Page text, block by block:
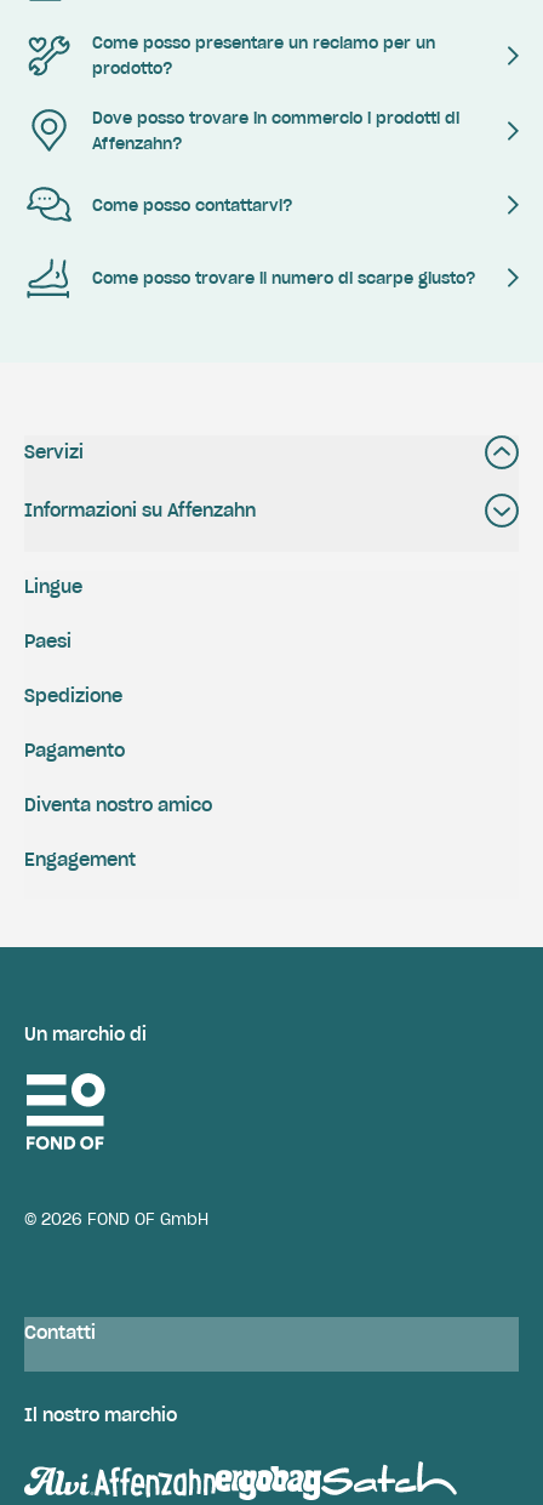
Come posso presentare un reclamo per un
prodotto?
Dove posso trovare in commercio i prodotti di
Affenzahn?
Come posso contattarvi?
Come posso trovare il numero di scarpe giusto?
Servizi
Informazioni su Affenzahn
Spedizione
Pagamento
Engagement
Diventa nostro amico
Lingue
Paesi
Un marchio di
© 2026 FOND OF GmbH
Contatti
Il nostro marchio